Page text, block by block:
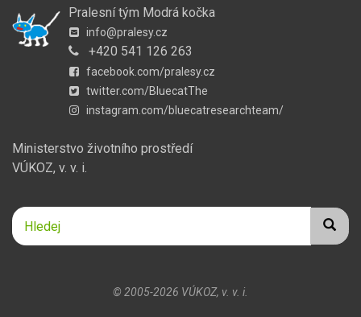
Pralesní tým Modrá kočka
info@pralesy.cz
+420 541 126 263
facebook.com/pralesy.cz
twitter.com/BluecatThe
instagram.com/bluecatresearchteam/
Ministerstvo životního prostředí
VÚKOZ, v. v. i.
Hledat
Hledej
Hledej
© 2005-2026 VÚKOZ, v. v. i.